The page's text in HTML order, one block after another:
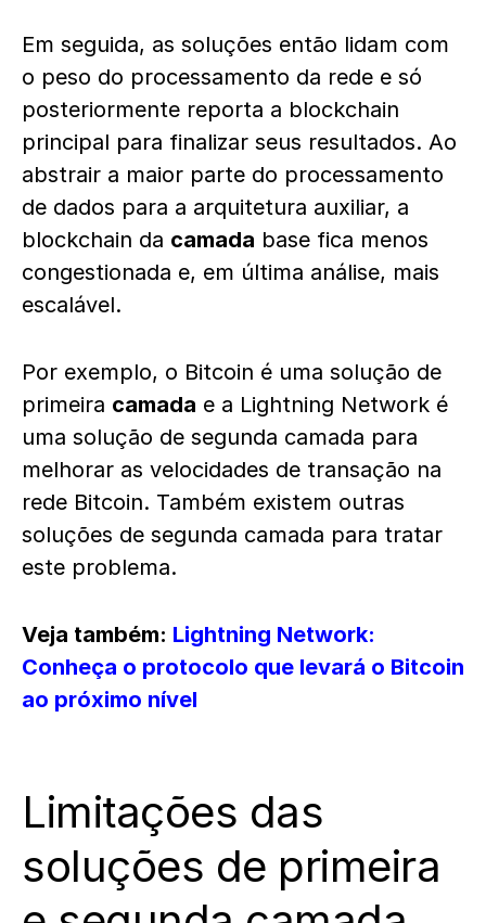
Em seguida, as soluções então lidam com
o peso do processamento da rede e só
posteriormente reporta a blockchain
principal para finalizar seus resultados. Ao
abstrair a maior parte do processamento
de dados para a arquitetura auxiliar, a
blockchain da camada base fica menos
congestionada e, em última análise, mais
escalável.
Por exemplo, o Bitcoin é uma solução de
primeira camada e a Lightning Network é
uma solução de segunda camada para
melhorar as velocidades de transação na
rede Bitcoin. Também existem outras
soluções de segunda camada para tratar
este problema.
Veja também: Lightning Network:
Conheça o protocolo que levará o Bitcoin
ao próximo nível
Limitações das
soluções de primeira